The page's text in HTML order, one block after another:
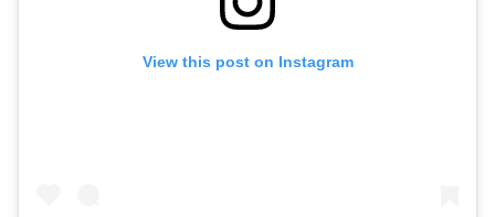
View this post on Instagram